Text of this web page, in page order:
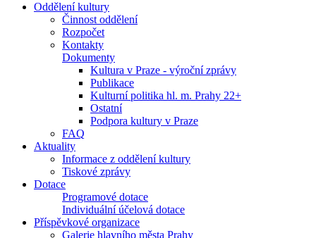
Oddělení kultury
Činnost oddělení
Rozpočet
Kontakty
Dokumenty
Kultura v Praze - výroční zprávy
Publikace
Kulturní politika hl. m. Prahy 22+
Ostatní
Podpora kultury v Praze
FAQ
Aktuality
Informace z oddělení kultury
Tiskové zprávy
Dotace
Programové dotace
Individuální účelová dotace
Příspěvkové organizace
Galerie hlavního města Prahy